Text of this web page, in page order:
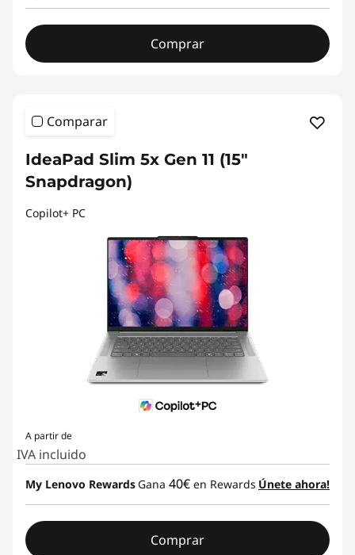
Comprar
Comparar
IdeaPad Slim 5x Gen 11 (15"
Snapdragon)
Copilot+ PC
A partir de
IVA incluido
My Lenovo Rewards Gana 40€ en Rewards Únete ahora!
Comprar